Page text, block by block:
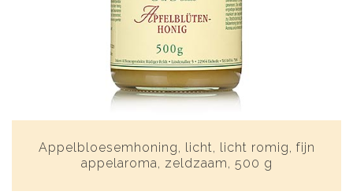
Appelbloesemhoning, licht, licht romig, fijn
appelaroma, zeldzaam, 500 g